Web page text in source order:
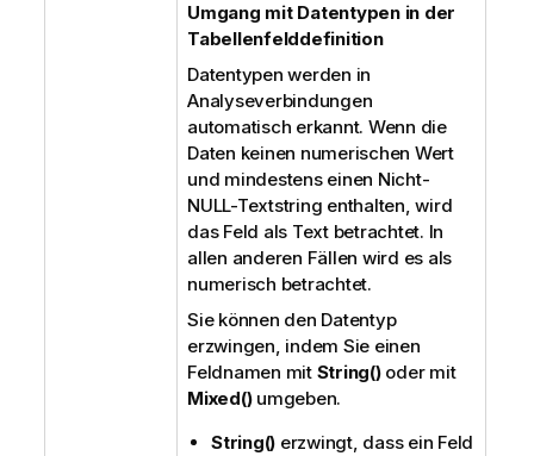
Umgang mit Datentypen in der
Tabellenfelddefinition
Datentypen werden in
Analyseverbindungen
automatisch erkannt. Wenn die
Daten keinen numerischen Wert
und mindestens einen Nicht-
NULL-Textstring enthalten, wird
das Feld als Text betrachtet. In
allen anderen Fällen wird es als
numerisch betrachtet.
Sie können den Datentyp
erzwingen, indem Sie einen
Feldnamen mit String()oder mit
Mixed()umgeben.
String() erzwingt, dass ein Feld